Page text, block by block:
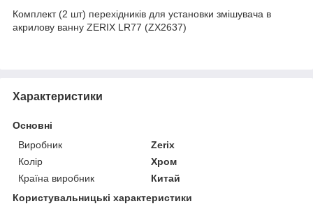
Комплект (2 шт) перехідників для установки змішувача в
акрилову ванну ZERIX LR77 (ZX2637)
Характеристики
Основні
Виробник
Zerix
Колір
Хром
Країна виробник
Китай
Користувальницькі характеристики